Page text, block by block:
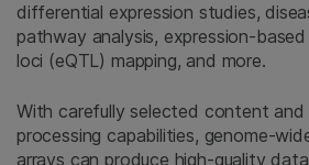
differential expression studies,
pathway analysis, expression-
loci (eQTL) mapping, and more.
With carefully selected content and
processing capabilities, genome-
arrays can produce high-quality